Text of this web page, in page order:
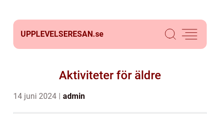
UPPLEVELSERESAN.se
Aktiviteter för äldre
14 juni 2024 admin